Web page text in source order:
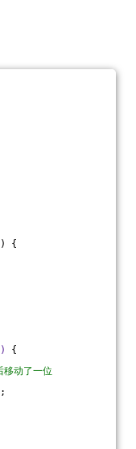
{
{
动了一位